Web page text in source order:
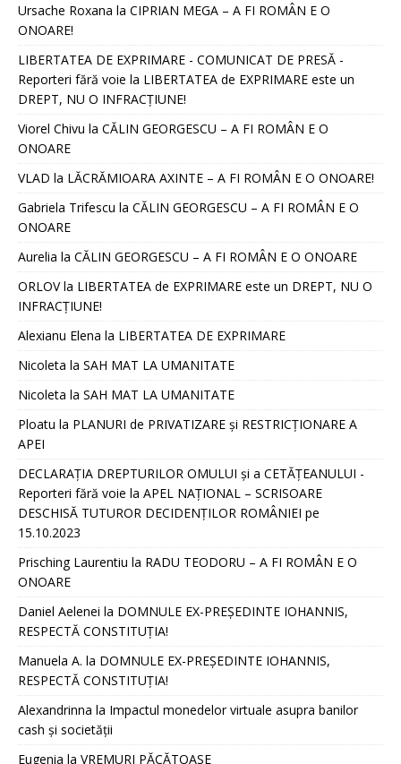
Ursache Roxana la CIPRIAN MEGA – A FI ROMÂN E O
ONOARE!
LIBERTATEA DE EXPRIMARE - COMUNICAT DE PRESĂ -
Reporteri fără voie la LIBERTATEA de EXPRIMARE este un
DREPT, NU O INFRACȚIUNE!
Viorel Chivu la CĂLIN GEORGESCU – A FI ROMÂN E O
ONOARE
VLAD la LĂCRĂMIOARA AXINTE – A FI ROMÂN E O ONOARE!
Gabriela Trifescu la CĂLIN GEORGESCU – A FI ROMÂN E O
ONOARE
Aurelia la CĂLIN GEORGESCU – A FI ROMÂN E O ONOARE
ORLOVla LIBERTATEA de EXPRIMARE este un DREPT, NU O
INFRACȚIUNE!
Alexianu Elena la LIBERTATEA DE EXPRIMARE
Nicoleta la SAH MAT LA UMANITATE
Nicoleta la SAH MAT LA UMANITATE
Ploatu la PLANURI de PRIVATIZARE și RESTRICȚIONARE A
APEI
DECLARAȚIA DREPTURILOR OMULUI și a CETĂȚEANULUI -
Reporteri fără voie la APEL NAȚIONAL – SCRISOARE
DESCHISĂ TUTUROR DECIDENȚILOR ROMÂNIEI pe
15.10.2023
Prisching Laurentiu la RADU TEODORU – A FI ROMÂN E O
ONOARE
Daniel Aelenei la DOMNULE EX-PREȘEDINTE IOHANNIS,
RESPECTĂ CONSTITUȚIA!
Manuela A. la DOMNULE EX-PREȘEDINTE IOHANNIS,
RESPECTĂ CONSTITUȚIA!
Alexandrinna la Impactul monedelor virtuale asupra banilor
cash și societății
Eugenia la VREMURI PĂCĂTOASE